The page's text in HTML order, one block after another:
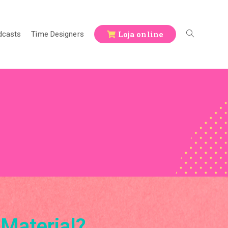
Time Designers Loja online